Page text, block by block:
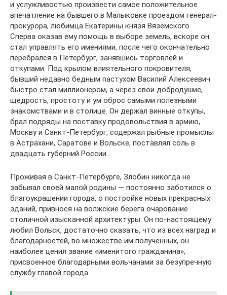
и услужливостью произвести самое положительное
впечатление на бывшего в Малыковке проездом генерал-
прокурора, любимца Екатерины князя Вяземского.
Сперва оказав ему помощь в выборе земель, вскоре он
стал управлять его имениями, после чего окончательно
перебрался в Петербург, занявшись торговлей и
откупами. Под крылом влиятельного покровителя,
бывший недавно бедным пастухом Василий Алексеевич
быстро стал миллионером, а через свои добродушие,
щедрость, простоту и ум оброс самыми полезными
знакомствами и в столице. Он держал винные откупы,
брал подряды на поставку продовольствия в армию,
Москву и Санкт-Петербург, содержал рыбные промыслы
в Астрахани, Саратове и Вольске, поставлял соль в
двадцать губерний России…
Проживая в Санкт-Петербурге, Злобин никогда не
забывал своей малой родины — постоянно заботился о
благоукрашении города, о постройке новых прекрасных
зданий, привнося на волжские берега очарование
столичной изысканной архитектуры. Он по-настоящему
любил Вольск, достаточно сказать, что из всех наград и
благодарностей, во множестве им полученных, он
наиболее ценил звание «именитого гражданина»,
присвоенное благодарными вольчанами за безупречную
службу главой города.